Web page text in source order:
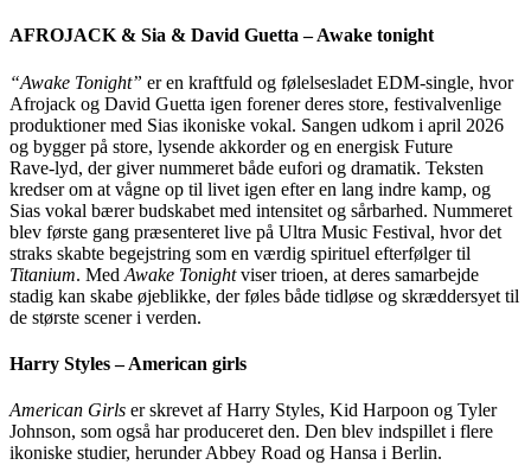
AFROJACK & Sia & David Guetta – Awake tonight
“Awake Tonight” er en kraftfuld og følelsesladet EDM‑single, hvor
Afrojack og David Guetta igen forener deres store, festivalvenlige
produktioner med Sias ikoniske vokal. Sangen udkom i april 2026
og bygger på store, lysende akkorder og en energisk Future
Rave‑lyd, der giver nummeret både eufori og dramatik. Teksten
kredser om at vågne op til livet igen efter en lang indre kamp, og
Sias vokal bærer budskabet med intensitet og sårbarhed. Nummeret
blev første gang præsenteret live på Ultra Music Festival, hvor det
straks skabte begejstring som en værdig spirituel efterfølger til
Titanium. Med Awake Tonightviser trioen, at deres samarbejde
stadig kan skabe øjeblikke, der føles både tidløse og skræddersyet til
de største scener i verden.
Harry Styles – American girls
American Girls er skrevet af Harry Styles, Kid Harpoon og Tyler
Johnson, som også har produceret den. Den blev indspillet i flere
ikoniske studier, herunder Abbey Road og Hansa i Berlin.